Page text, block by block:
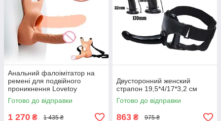
Анальний фалоімітатор на
ремені для подвійного
проникнення Lovetoy
Vibrating Unisex 10 режимів
вібрації
Готово до відправки
1 270 ₴ 1 435 ₴
Двусторонний женский
страпон 19,5*4/17*3,2 см
Готово до відправки
863 ₴ 975 ₴